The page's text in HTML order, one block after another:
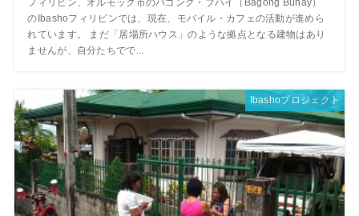
フィリピン、オルモック市のバゴング・ブハイ（Bagong Buhay）
のIbashoフィリピンでは、現在、モバイル・カフェの活動が進めら
れています。 まだ「居場所ハウス」のような拠点となる建物はあり
ませんが、自分たちでで...
Ibashoプロジェクト